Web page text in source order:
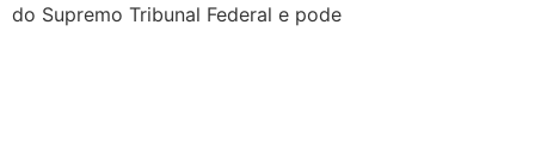
do Supremo Tribunal Federal e pode